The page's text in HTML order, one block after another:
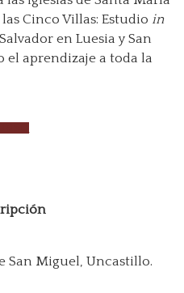
Cinco Villas: Estudio in
en Luesia y San
aprendizaje a toda la
San Miguel, Uncastillo.